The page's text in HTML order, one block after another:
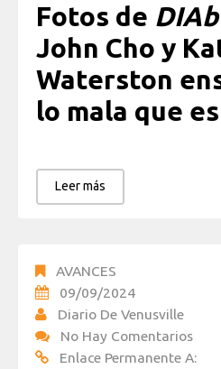
Fotos de
John Cho y
Waterston
lo mala que
Leer más
AVANCES
09/09/2024
Diario De Venusville
No Hay Comentarios
Enlace Permanente A: